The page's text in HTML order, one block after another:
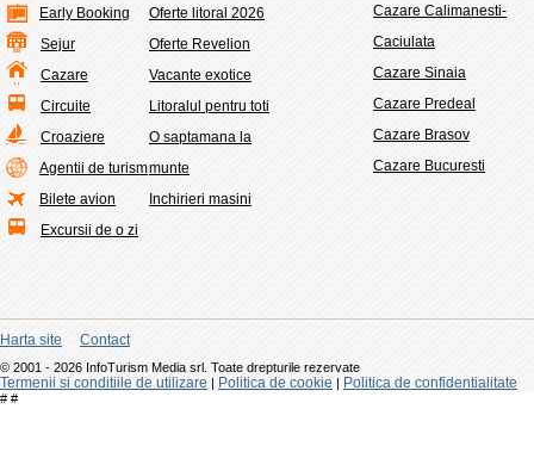
Early Booking
Sejur
Cazare
Circuite
Croaziere
Agentii de turism
Bilete avion
Excursii de o zi
Oferte litoral 2026
Oferte Revelion
Vacante exotice
Litoralul pentru toti
O saptamana la
munte
Inchirieri masini
Cazare Calimanesti-
Caciulata
Cazare Sinaia
Cazare Predeal
Cazare Brasov
Cazare Bucuresti
Harta site Contact
© 2001 - 2026 InfoTurism Media srl. Toate drepturile rezervate
Termenii si conditiile de utilizare | Politica de cookie | Politica de confidentialitate
# #